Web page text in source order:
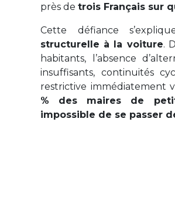
près de trois Français sur
Cette défiance
structurelle à la voiture.
habitants, l’absence
insuffisants, continuités
restrictive immédiatement
% des maires de
impossible de se passer